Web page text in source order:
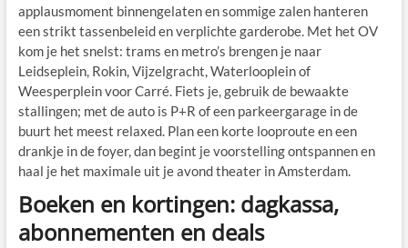
applausmoment binnengelaten en sommige zalen hanteren
een strikt tassenbeleid en verplichte garderobe. Met het OV
kom je het snelst: trams en metro’s brengen je naar
Leidseplein, Rokin, Vijzelgracht, Waterlooplein of
Weesperplein voor Carré. Fiets je, gebruik de bewaakte
stallingen; met de auto is P+R of een parkeergarage in de
buurt het meest relaxed. Plan een korte looproute en een
drankje in de foyer, dan begint je voorstelling ontspannen en
haal je het maximale uit je avond theater in Amsterdam.
Boeken en kortingen: dagkassa,
abonnementen en deals